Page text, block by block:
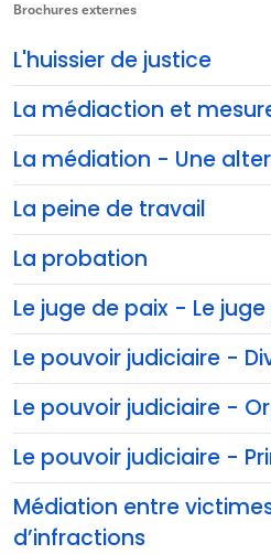
Brochures externes
L'huissier de justice
La médiaction et
La médiation - Une
La peine de travail
La probation
Le juge de paix - Le
Le pouvoir judiciaire -
Le pouvoir judiciaire -
Le pouvoir judiciaire -
Médiation entre
d’infractions